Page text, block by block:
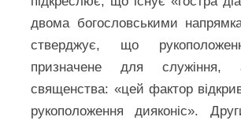
двома богословськими
стверджує, що
призначене для
священства: «цей фактор
рукоположення дияконіс».